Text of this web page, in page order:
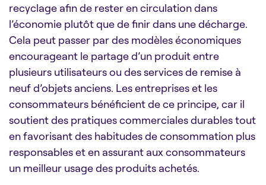
recyclage afin de rester en circulation dans
l’économie plutôt que de finir dans une décharge.
Cela peut passer par des modèles économiques
encourageant le partage d’un produit entre
plusieurs utilisateurs ou des services de remise à
neuf d’objets anciens. Les entreprises et les
consommateurs bénéficient de ce principe, car il
soutient des pratiques commerciales durables tout
en favorisant des habitudes de consommation plus
responsables et en assurant aux consommateurs
un meilleur usage des produits achetés.